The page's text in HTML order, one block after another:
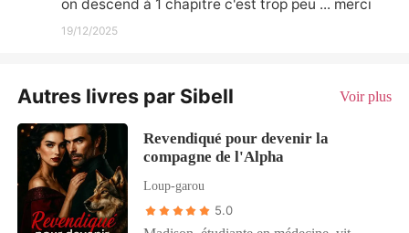
on descend à 1 chapitre c'est trop peu ... merci
19/12/2025
Autres livres par Sibell Voir plus
Revendiqué pour devenir la
compagne de l'Alpha
Loup-garou
5.0